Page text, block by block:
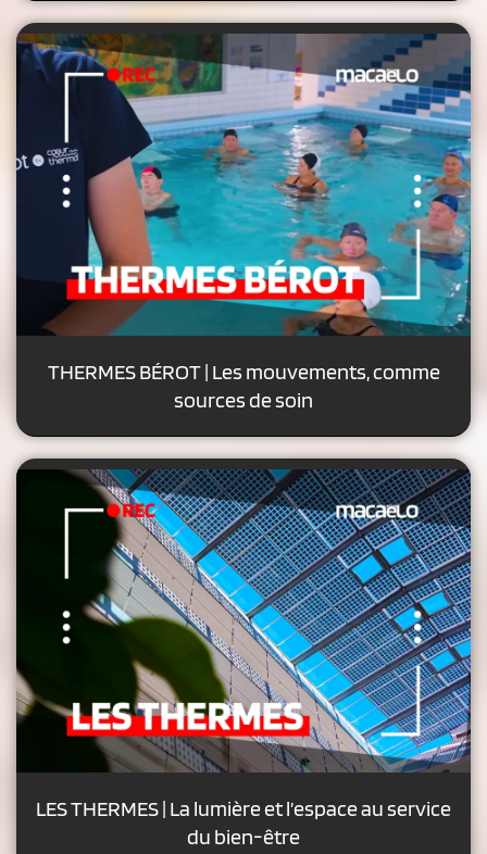
THERMES BÉROT | Les mouvements, comme
sources de soin
LES THERMES | La lumière et l’espace au service
du bien-être